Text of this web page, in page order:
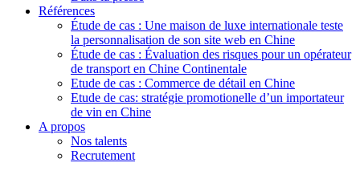
Références
Étude de cas : Une maison de luxe internationale teste
la personnalisation de son site web en Chine
Étude de cas : Évaluation des risques pour un opérateur
de transport en Chine Continentale
Etude de cas : Commerce de détail en Chine
Etude de cas: stratégie promotionelle d’un importateur
de vin en Chine
A propos
Nos talents
Recrutement